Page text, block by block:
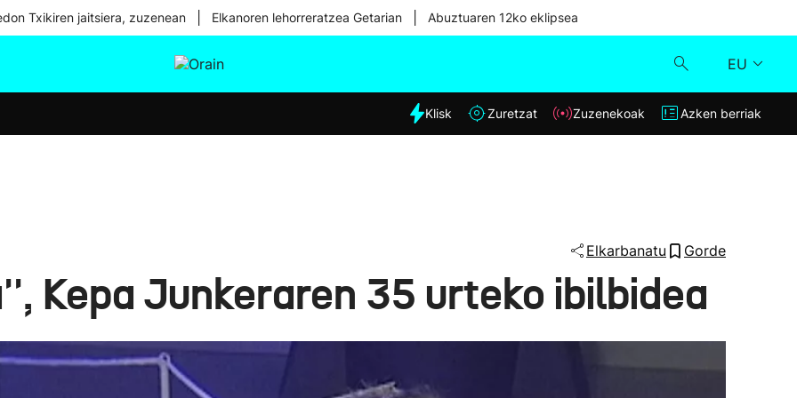
Txikiren jaitsiera, zuzenean Elkanoren lehorreratzea Getarian Abuztuaren 12ko eklipsea
EU
Eguraldia
Klisk
Azken berriak
Klisk Zuretzat Zuzenekoak Azken berriak
Elkarbanatu Gorde
Kepa Junkeraren 35 urteko ibilbidea